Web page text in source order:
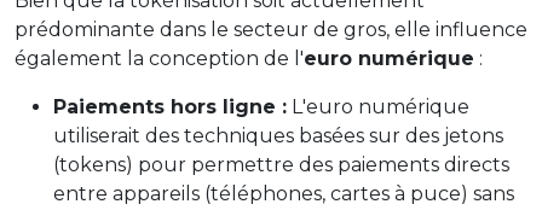
prédominante dans le secteur de gros, elle influence
également la conception de l'euro numérique :
Paiements hors ligne : L'euro numérique
utiliserait des techniques basées sur des jetons
(tokens) pour permettre des paiements directs
entre appareils (téléphones, cartes à puce) sans